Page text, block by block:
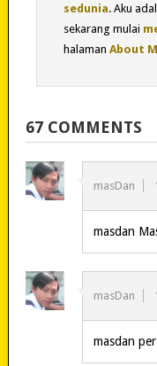
sedunia. Aku
sekarang mulai
halaman About
67 COMMENTS
masDan
masdan
masDan
masdan